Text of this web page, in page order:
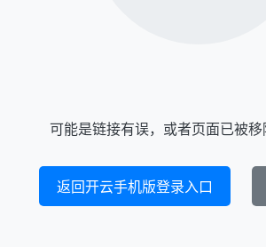
可能是链接有误，或者页面已被移
返回开云手机版登录入口